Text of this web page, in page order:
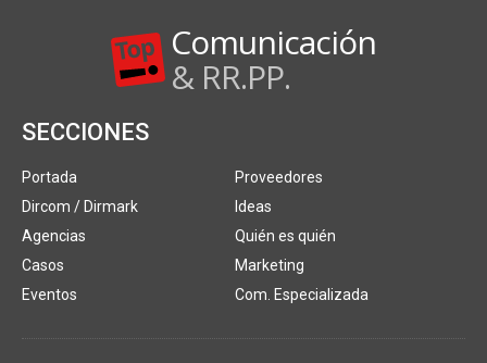
Comunicación
& RR.PP.
SECCIONES
Portada
Dircom / Dirmark
Agencias
Casos
Eventos
Proveedores
Ideas
Quién es quién
Marketing
Com. Especializada